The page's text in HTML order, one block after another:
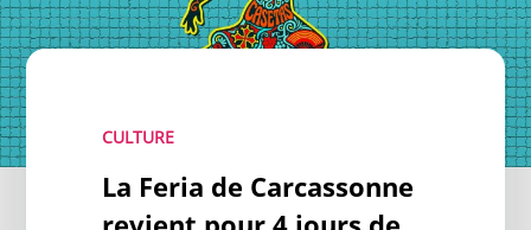
CULTURE
La Feria de Carcassonne